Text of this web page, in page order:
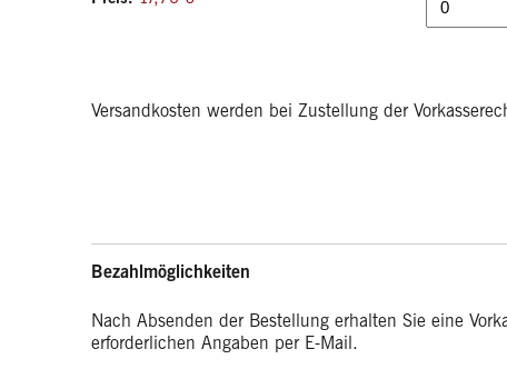
Versandkosten werden bei Zustellung der
Bezahlmöglichkeiten
Nach Absenden der Bestellung erhalten Sie eine
erforderlichen Angaben per E-Mail.